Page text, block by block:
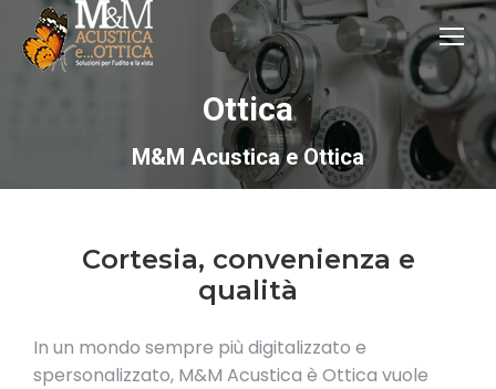
Ottica
M&M Acustica e Ottica
Cortesia, convenienza e
qualità
In un mondo sempre più digitalizzato e
spersonalizzato, M&M Acustica è Ottica vuole